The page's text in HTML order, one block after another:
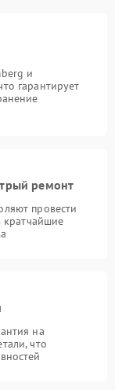
и
гарантирует
ремонт
провести
кратчайшие
на
что